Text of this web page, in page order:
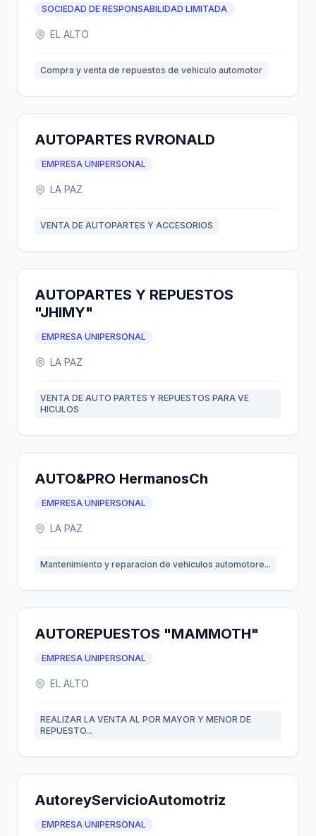
SOCIEDAD DE RESPONSABILIDAD LIMITADA
EL ALTO
Compra y venta de repuestos de vehiculo automotor
AUTOPARTES RVRONALD
EMPRESA UNIPERSONAL
LA PAZ
VENTA DE AUTOPARTES Y ACCESORIOS
AUTOPARTES Y REPUESTOS
"JHIMY"
EMPRESA UNIPERSONAL
LA PAZ
VENTA DE AUTO PARTES Y REPUESTOS PARA VE
HICULOS
AUTO&PRO HermanosCh
EMPRESA UNIPERSONAL
LA PAZ
Mantenimiento y reparacion de vehiculos automotore...
AUTOREPUESTOS "MAMMOTH"
EMPRESA UNIPERSONAL
EL ALTO
REALIZAR LA VENTA AL POR MAYOR Y MENOR DE
REPUESTO...
AutoreyServicioAutomotriz
EMPRESA UNIPERSONAL